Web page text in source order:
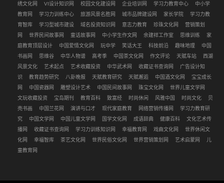
绣文化网
VI设计知识网 校园文化建设网 企业培训网 学习力教育中心
中小学
教育网
学习力训练中心 旅游风景名胜网 城市品牌建设网 家长学院
学习力教
育智库
学习型城市建设 域名投资知识网 意志力教育 珍珠文化网
营销策划
网
世界民间故事网 童话故事网 中小学生作文网 余建祥工作室 思维训练
家
庭教育顶层设计
中国爱情文化网 玩中学 笑话大王 科技前沿 趣味地理
中国
书画网
思维谷 中华人物谱 高考季 中国茶文化网 作文评论 天赋车站
西湖
风景文化
艺术起点 艺术收藏投资 中华武术网 收藏证书查询网
广告设计知
识
教育趋势研究 八卦晚报 天赋教育研究 天赋邂逅 中国酒文化网
宝宝成长
网
中国瓷器网 雕塑设计艺术 中国民间故事网 珠宝文化网
世界儿童文学网
文玩收藏投资
宝岛期刊 教育百科 致富经 时尚休闲 风雅中国 时尚文化
贝
壳书画
中国兰花网 演讲与口才 现代家庭教育 网络营销传播网
学习力教育研
究
中国文学网 中国儿童文学网 国学文化网 成语辞典 健康百科
文化艺术传
播网
收藏证书查询网 学习力训练知识网 幸福教育网 戏曲文化网
世界休闲文
化网
幸福智库 茶艺文化网 世界民俗文化网 世界营销策划网 艺术启蒙网
儿
童教育网